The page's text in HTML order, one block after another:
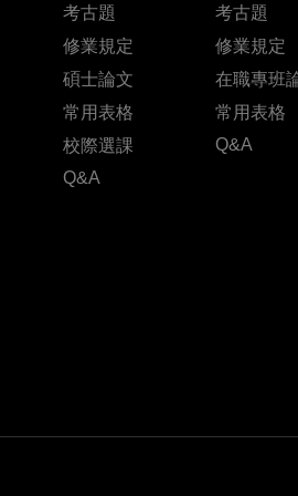
考古題
修業規定
碩士論文
常用表格
校際選課
Q&A
考古題
修業規定
在職專班
常用表格
Q&A